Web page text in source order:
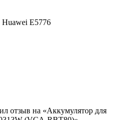
Huawei E5776
отзыв на «Аккумулятор для